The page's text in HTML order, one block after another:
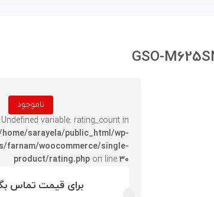
ناموجود
Undefined variable: rating_count in
sarayela/public_html/wp-
farnam/woocommerce/single-
product/rating.php on line۳۰
برای قیمت تماس